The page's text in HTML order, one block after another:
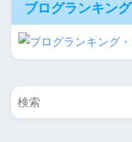
ブログランキング